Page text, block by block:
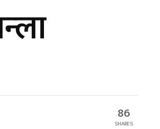
86
SHARES